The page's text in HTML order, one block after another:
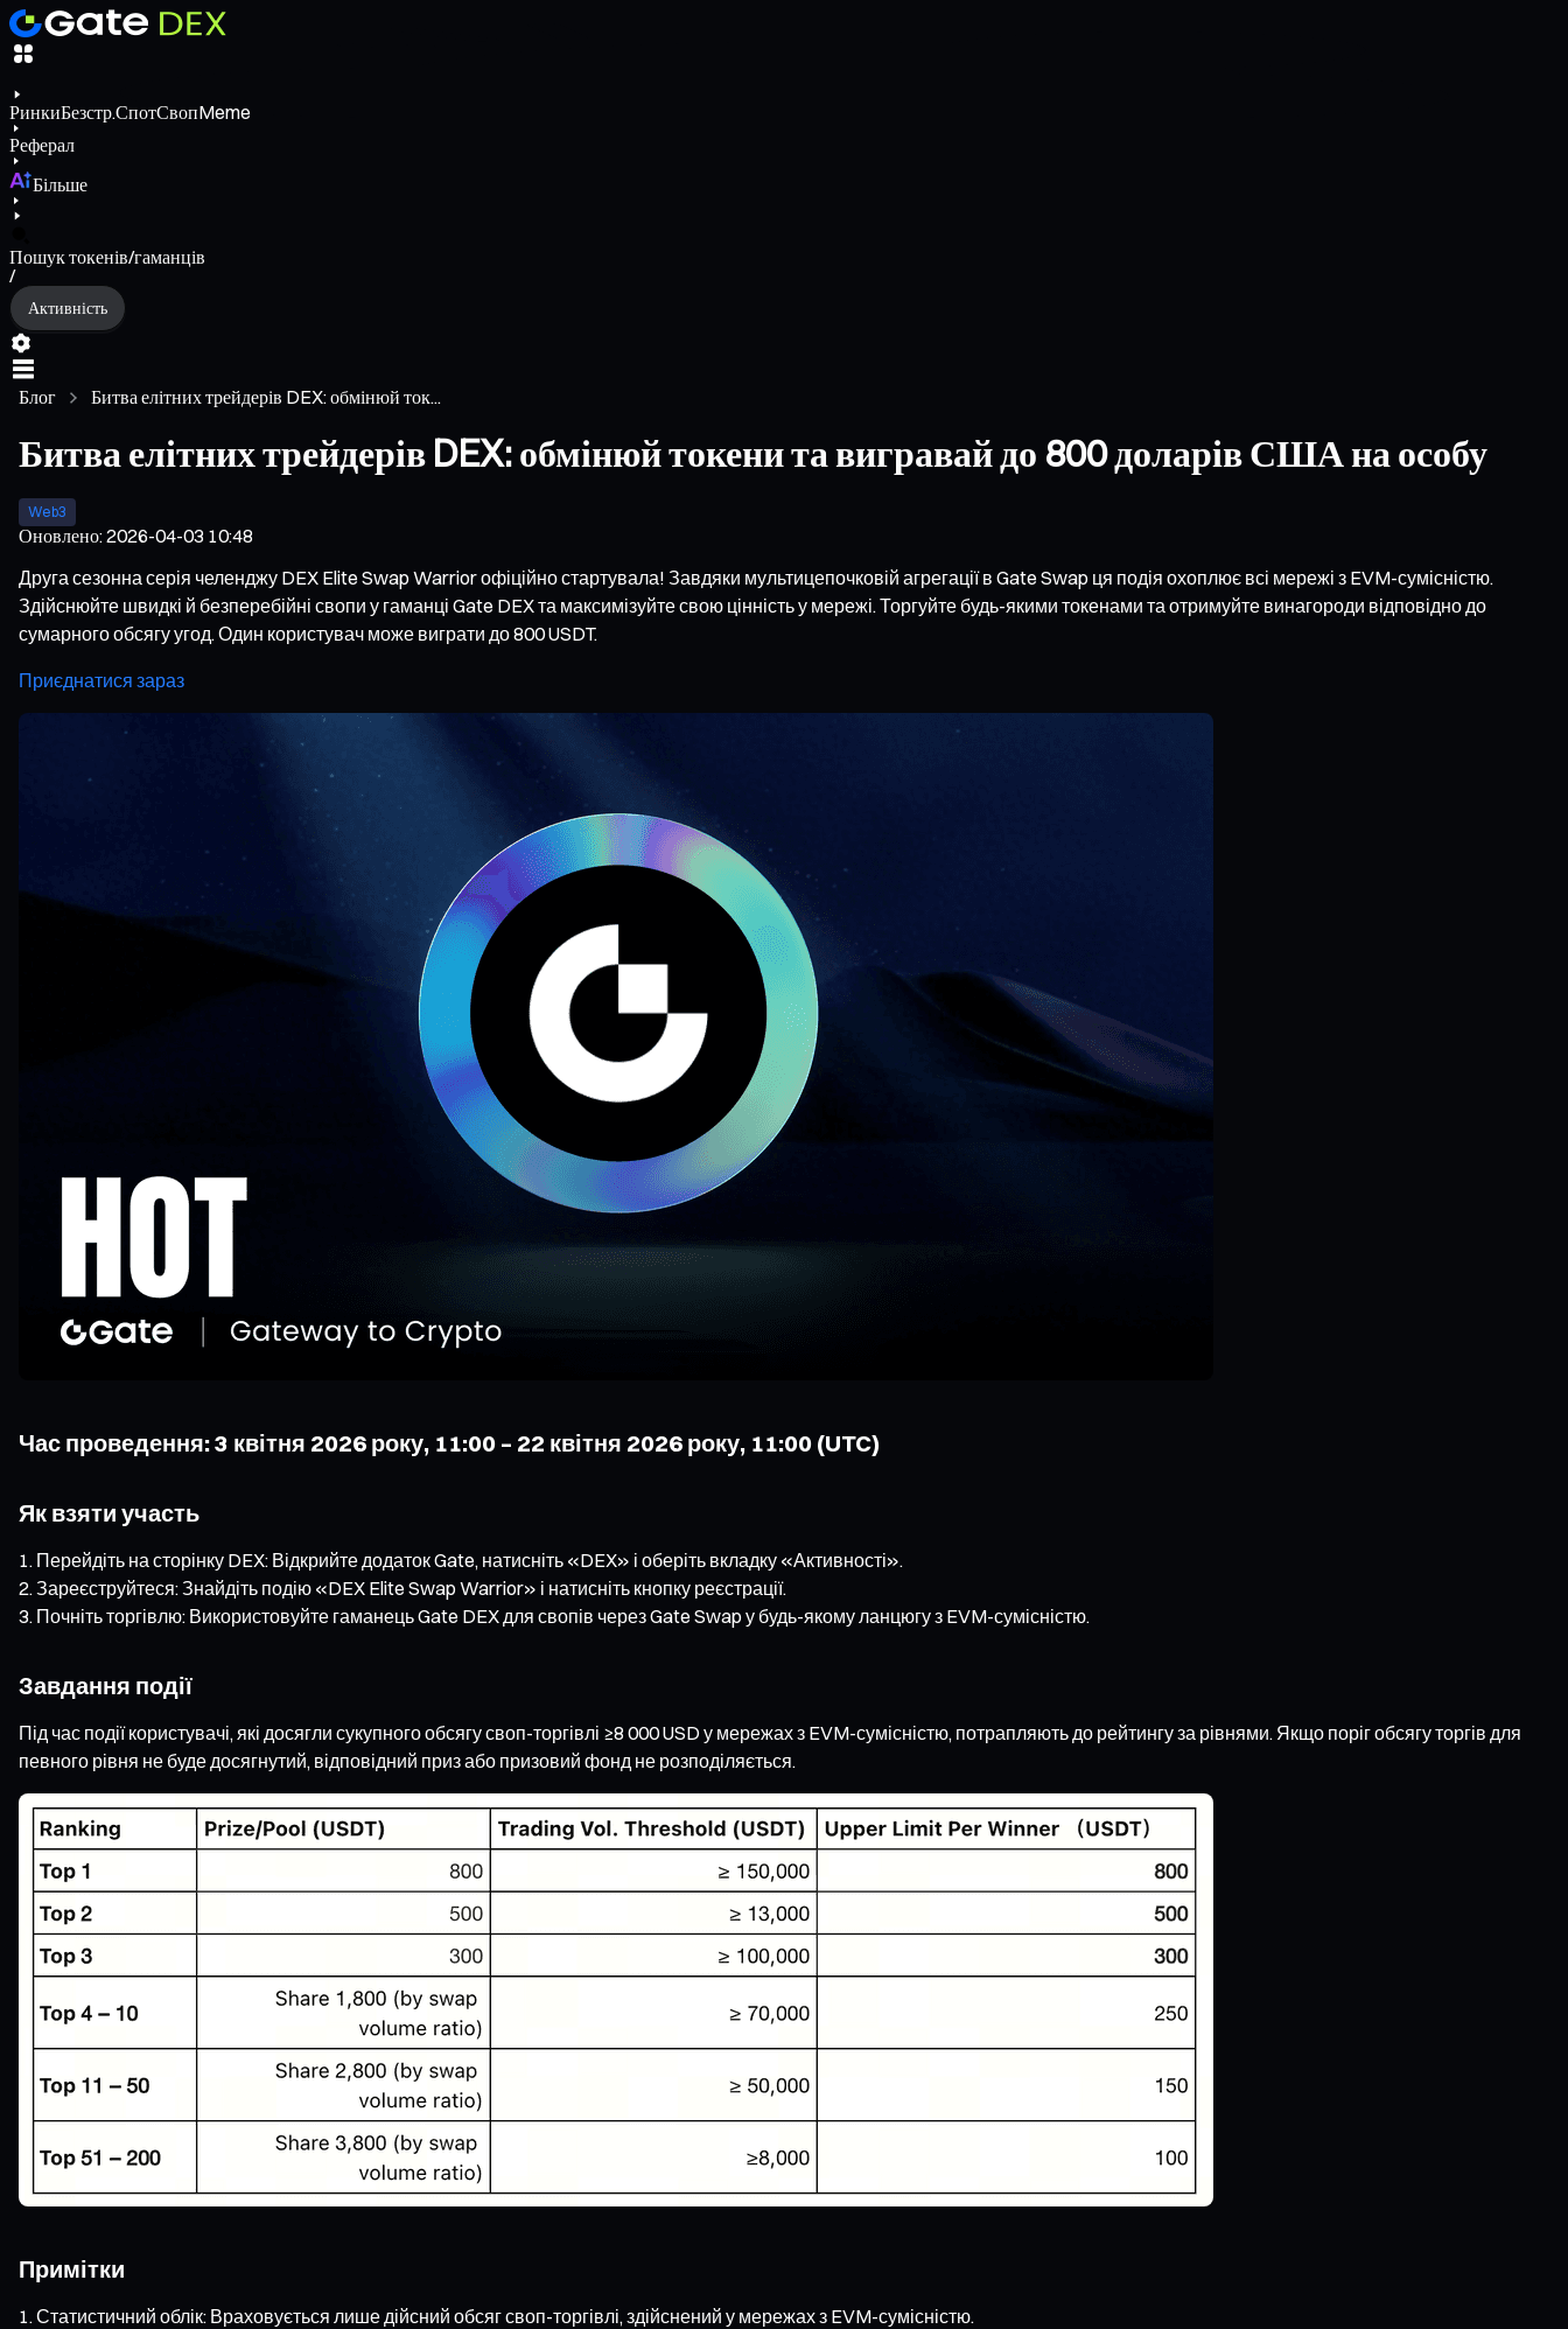
РинкиБезстр.СпотСвопMeme
Реферал
Більше
Пошук токенів/гаманців
/
Активність
Блог Битва елітних трейдерів DEX: обмінюй ток...
Битва елітних трейдерів DEX: обмінюй токени та вигравай до 800 доларів США на особу
Web3
Оновлено:2026-04-03 10:48
Друга сезонна серія челенджу DEX Elite Swap Warrior офіційно стартувала! Завдяки мультицепочковій агрегації в Gate Swap ця подія охоплює всі мережі з EVM-сумісністю.
Здійснюйте швидкі й безперебійні свопи у гаманці Gate DEX та максимізуйте свою цінність у мережі. Торгуйте будь-якими токенами та отримуйте винагороди відповідно до
сумарного обсягу угод. Один користувач може виграти до 800 USDT.
Приєднатися зараз
Час проведення: 3 квітня 2026 року, 11:00 – 22 квітня 2026 року, 11:00 (UTC)
Як взяти участь
Перейдіть на сторінку DEX: Відкрийте додаток Gate, натисніть «DEX» і оберіть вкладку «Активності».
Зареєструйтеся: Знайдіть подію «DEX Elite Swap Warrior» і натисніть кнопку реєстрації.
Почніть торгівлю: Використовуйте гаманець Gate DEX для свопів через Gate Swap у будь-якому ланцюгу з EVM-сумісністю.
Завдання події
Під час події користувачі, які досягли сукупного обсягу своп-торгівлі ≥8 000 USD у мережах з EVM-сумісністю, потрапляють до рейтингу за рівнями. Якщо поріг обсягу торгів для
певного рівня не буде досягнутий, відповідний приз або призовий фонд не розподіляється.
Примітки
Статистичний облік: Враховується лише дійсний обсяг своп-торгівлі, здійснений у мережах з EVM-сумісністю.